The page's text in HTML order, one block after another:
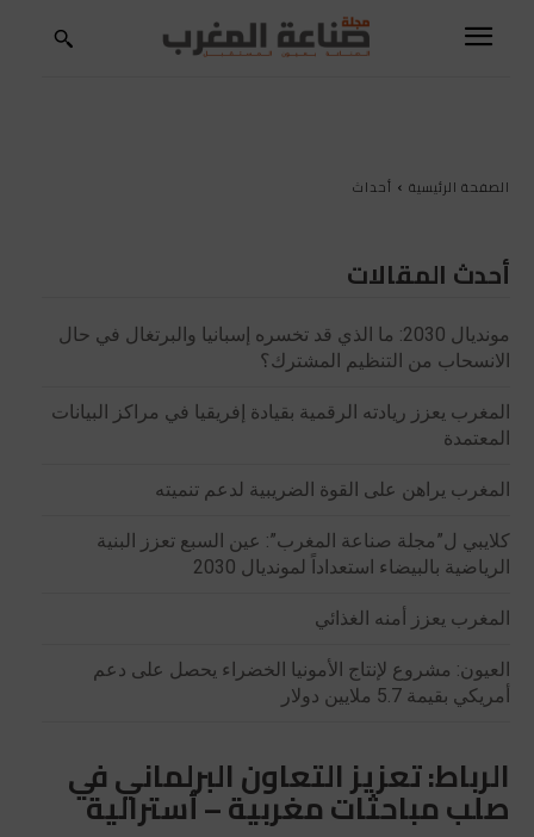
الصفحة الرئيسية أحداث
أحدث المقالات
مونديال 2030: ما الذي قد تخسره إسبانيا والبرتغال في حال
الانسحاب من التنظيم المشترك؟
المغرب يعزز ريادته الرقمية بقيادة إفريقيا في مراكز البيانات
المعتمدة
المغرب يراهن على القوة الضريبية لدعم تنميته
كلايبي ل”مجلة صناعة المغرب”: عين السبع تعزز البنية
الرياضية بالبيضاء استعداداً لمونديال 2030
المغرب يعزز أمنه الغذائي
العيون: مشروع لإنتاج الأمونيا الخضراء يحصل على دعم
أمريكي بقيمة 5.7 ملايين دولار
الرباط: تعزيز التعاون البرلماني في
صلب مباحثات مغربية – أسترالية